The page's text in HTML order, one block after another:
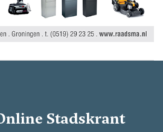
Stadskrant